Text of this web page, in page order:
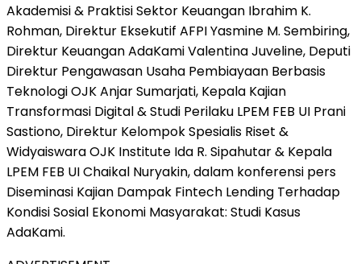
Akademisi & Praktisi Sektor Keuangan Ibrahim K.
Rohman, Direktur Eksekutif AFPI Yasmine M. Sembiring,
Direktur Keuangan AdaKami Valentina Juveline, Deputi
Direktur Pengawasan Usaha Pembiayaan Berbasis
Teknologi OJK Anjar Sumarjati, Kepala Kajian
Transformasi Digital & Studi Perilaku LPEM FEB UI Prani
Sastiono, Direktur Kelompok Spesialis Riset &
Widyaiswara OJK Institute Ida R. Sipahutar & Kepala
LPEM FEB UI Chaikal Nuryakin, dalam konferensi pers
Diseminasi Kajian Dampak Fintech Lending Terhadap
Kondisi Sosial Ekonomi Masyarakat: Studi Kasus
AdaKami.